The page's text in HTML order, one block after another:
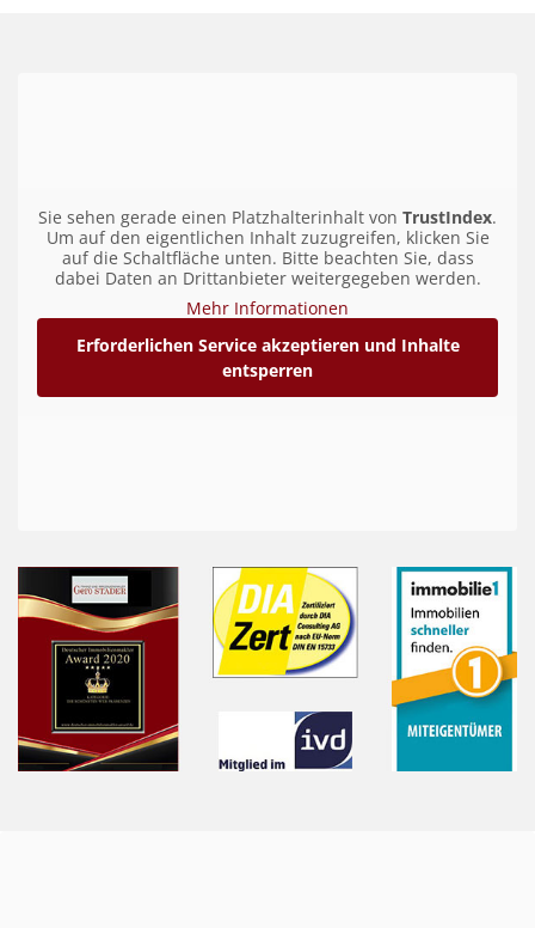
Sie sehen gerade einen Platzhalterinhalt von TrustIndex.
Um auf den eigentlichen Inhalt zuzugreifen, klicken Sie
auf die Schaltfläche unten. Bitte beachten Sie, dass
dabei Daten an Drittanbieter weitergegeben werden.
Mehr Informationen
Erforderlichen Service akzeptieren und Inhalte
entsperren